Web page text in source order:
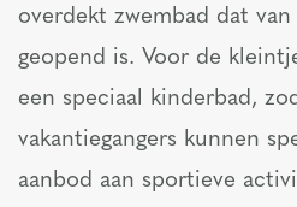
overdekt zwembad dat
geopend is. Voor de
een speciaal kinderbad,
vakantiegangers kunnen
aanbod aan sportieve